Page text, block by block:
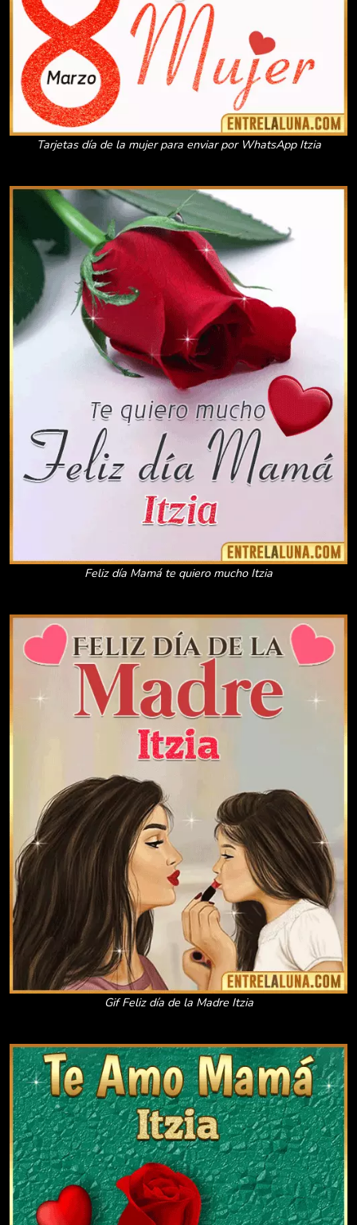
Tarjetas día de la mujer para enviar por WhatsApp Itzia
Feliz día Mamá te quiero mucho Itzia
Gif Feliz día de la Madre Itzia